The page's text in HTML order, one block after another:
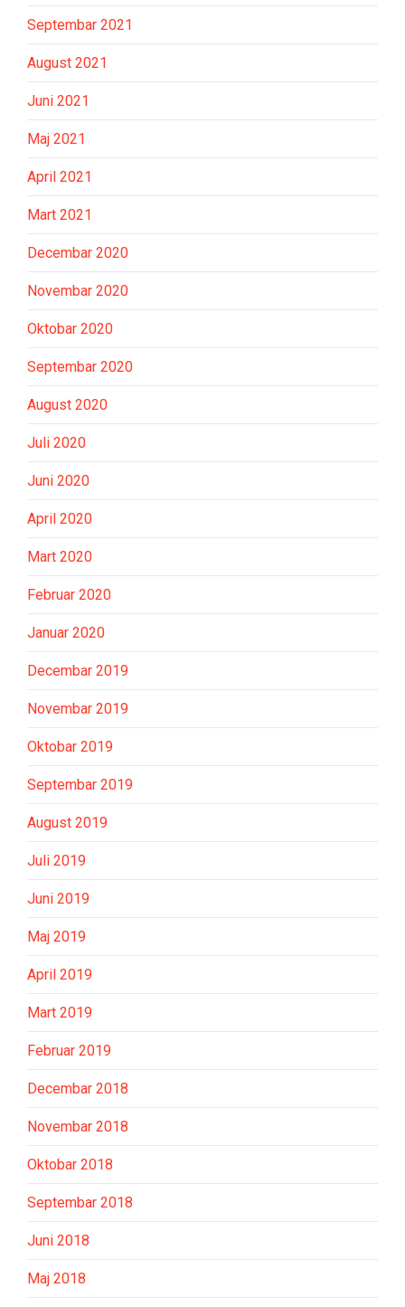
Septembar 2021
August 2021
Juni 2021
Maj 2021
April 2021
Mart 2021
Decembar 2020
Novembar 2020
Oktobar 2020
Septembar 2020
August 2020
Juli 2020
Juni 2020
April 2020
Mart 2020
Februar 2020
Januar 2020
Decembar 2019
Novembar 2019
Oktobar 2019
Septembar 2019
August 2019
Juli 2019
Juni 2019
Maj 2019
April 2019
Mart 2019
Februar 2019
Decembar 2018
Novembar 2018
Oktobar 2018
Septembar 2018
Juni 2018
Maj 2018